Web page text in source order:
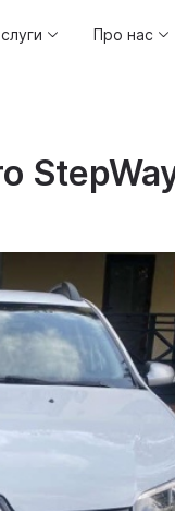
Про нас